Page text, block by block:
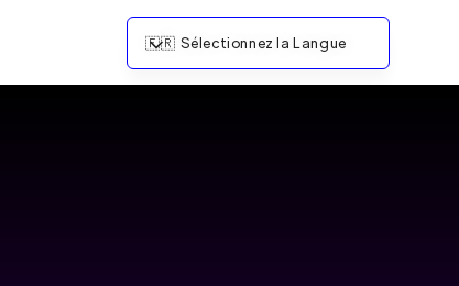
🇫🇷 Sélectionnez la Langue